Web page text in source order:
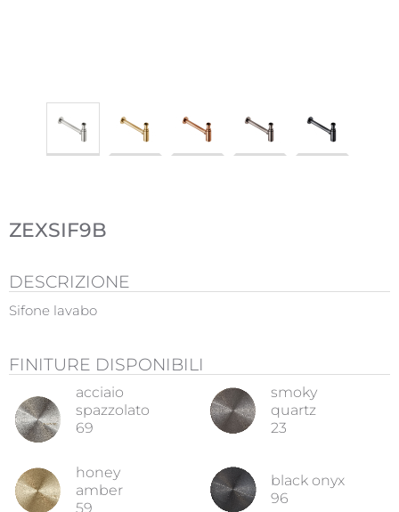
ZEXSIF9B
DESCRIZIONE
Sifone lavabo
FINITURE DISPONIBILI
acciaio
spazzolato
69
smoky
quartz
23
honey
amber
59
black onyx
96